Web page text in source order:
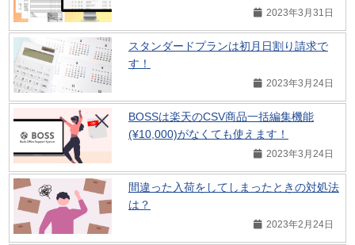
2023年3月31日
スタンダードプランは初月日割り請求で
す！
2023年3月24日
BOSSは楽天のCSV商品一括編集機能
(¥10,000)がなくても使えます！
2023年3月24日
間違った入荷をしてしまったときの対処法
は？
2023年2月24日